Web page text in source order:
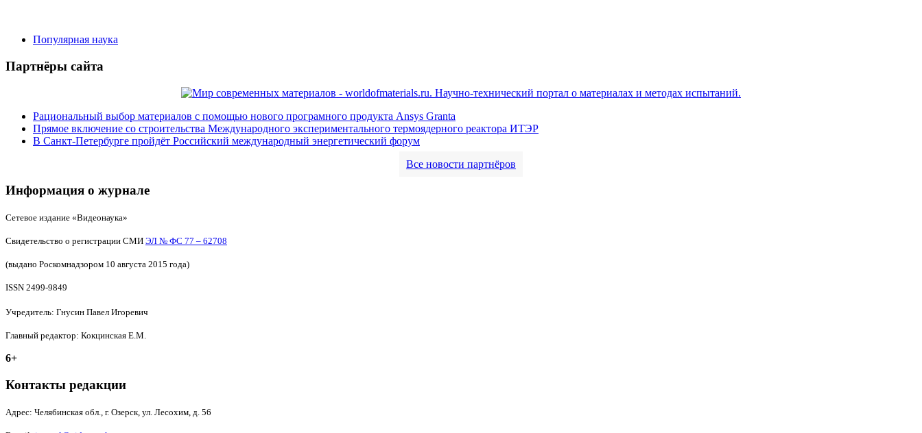
Популярная наука
Партнёры сайта
Рациональный выбор материалов с помощью нового програмного продукта Ansys Granta
Прямое включение со строительства Международного экспериментального термоядерного реактора ИТЭР
В Санкт-Петербурге пройдёт Российский международный энергетический форум
Все новости партнёров
Информация о журнале
Сетевое издание «Видеонаука»
Свидетельство о регистрации СМИ ЭЛ № ФС 77 – 62708
(выдано Роскомнадзором 10 августа 2015 года)
ISSN 2499-9849
Учредитель: Гнусин Павел Игоревич
Главный редактор: Кокцинская Е.М.
6+
Контакты редакции
Адрес: Челябинская обл., г. Озерск, ул. Лесохим, д. 56